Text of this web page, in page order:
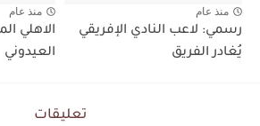
منذ عام
رسمي: لاعب النادي الإفريقي
يُغادر الفريق
منذ عام
الاهلي
العيدوني
تعليقات